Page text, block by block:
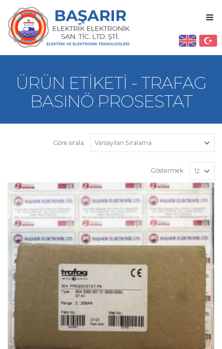
ÜRÜN ETIKETI - TRAFAG
BASINÖ PROSESTAT
Göre sırala:
Göstermek: